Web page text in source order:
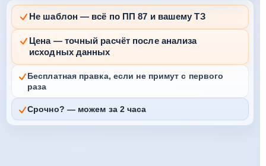
Не шаблон — всё по ПП 87 и вашему ТЗ
Цена — точный расчёт после анализа
исходных данных
Бесплатная правка, если не примут с первого
раза
Срочно? — можем за 2 часа